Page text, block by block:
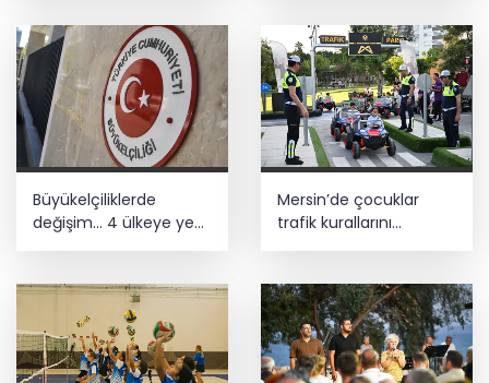
Büyükelçiliklerde
değişim... 4 ülkeye yeni
Mersin’de çocuklar
trafik kurallarını